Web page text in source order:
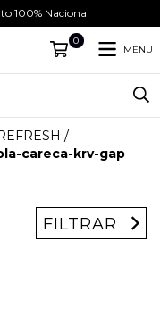
100% Nacional
0
MENU
/
careca-krv-gap
FILTRAR